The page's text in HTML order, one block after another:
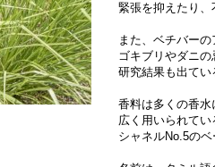
緊張を抑えたり、
また、ベチバー
ゴキブリやダニ
研究結果も出てい
香料は多くの香
広く用いられてい
シャネルNo.5の